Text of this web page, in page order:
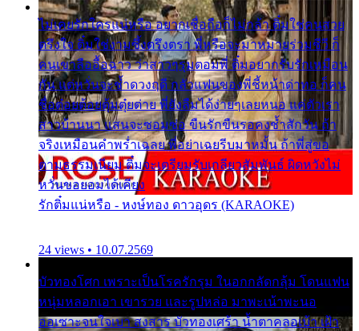
ไม่เคยรักใครแน่หรือ อยากเชื่อถือก็ไม่กล้า ติ๋มใช่คนสวย
ตรึงใจ ติ๋มใช่งามซึ้งตรึงตรา พี่หรือจะมาหมายร่วมชีวี ก็
คนเขาลืออื้อฉาว ว่าสาวๆรุมตอมพี่ ติ๋มอยากรับรักเหมือน
กัน แต่หวั่นจะช้ำดวงฤดี กลัวแฟนของพี่ชี้หน้าด่าทอ ก็คน
ชื่อต๋อยต้อยตุ้มตุ๋ยต่าย พี่ยังลืมได้ง่ายๆเลยหนอ แค่ตัวเรา
สาวบ้านนา แสนจะซอมซ่อ ขืนรักขืนรอคงช้ำสักวัน ถ้า
จริงเหมือนคำพร่ำเฉลย พี่อย่าเฉยรีบมาหมั้น ถ้าพี่สู่ขอ
ตามธรรมเนียม ติ๋มจะเตรียมรับเกลียวสัมพันธ์ ผิดหวังไม่
หวั่นขอยอมได้เคียง
รักติ๋มแน่หรือ - หงษ์ทอง ดาวอุดร (KARAOKE)
24 views • 10.07.2569
บัวทองโศก เพราะเป็นโรครักรุม ในอกกลัดกลุ้ม โดนแฟน
หนุ่มหลอกเอา เขารวย และรูปหล่อ มาพะเน้าพะนอ
ออเซาะจนใจเบา สงสาร บัวทองเศร้า น้ำตาคลอเบ้า เฝ้า